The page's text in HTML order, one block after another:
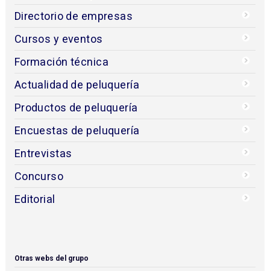
Directorio de empresas
Cursos y eventos
Formación técnica
Actualidad de peluquería
Productos de peluquería
Encuestas de peluquería
Entrevistas
Concurso
Editorial
Otras webs del grupo